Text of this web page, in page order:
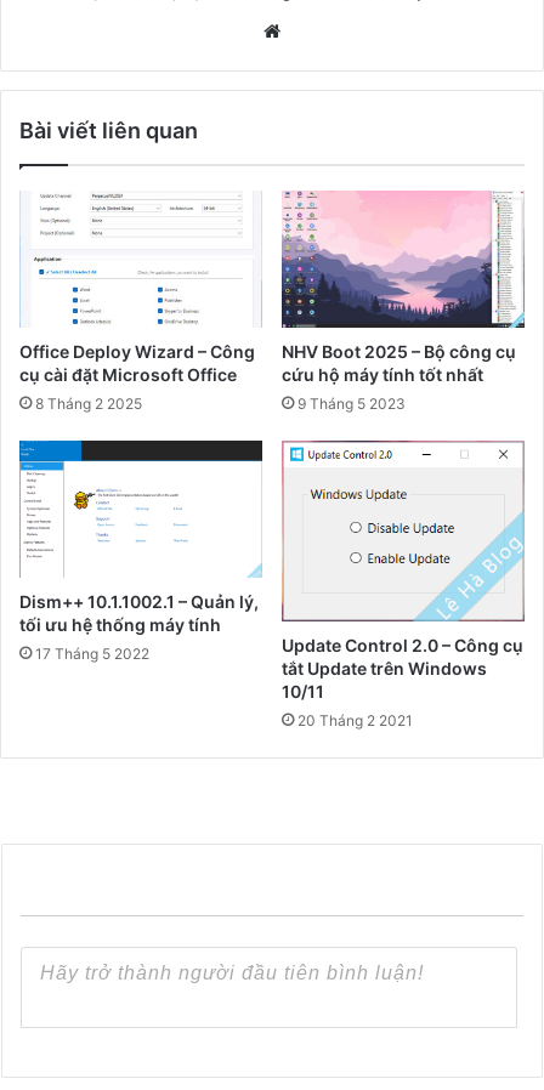
Bài viết liên quan
Office Deploy Wizard – Công
cụ cài đặt Microsoft Office
8 Tháng 2 2025
NHV Boot 2025 – Bộ công cụ
cứu hộ máy tính tốt nhất
9 Tháng 5 2023
Dism++ 10.1.1002.1 – Quản lý,
tối ưu hệ thống máy tính
17 Tháng 5 2022
Update Control 2.0 – Công cụ
tắt Update trên Windows
10/11
20 Tháng 2 2021